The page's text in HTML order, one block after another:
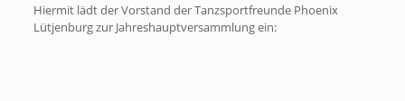
Hiermit lädt der Vorstand der Tanzsportfreunde Phoenix
Lütjenburg zur Jahreshauptversammlung ein: